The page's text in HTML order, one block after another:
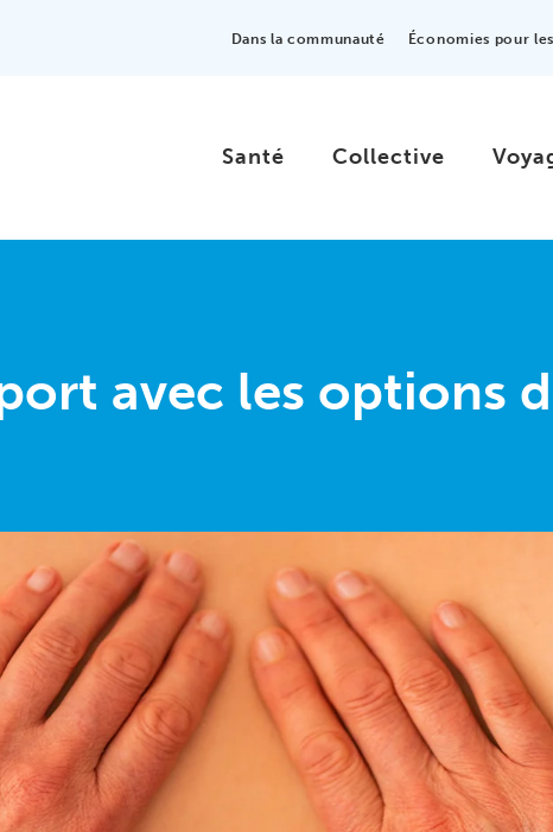
Dans la communauté Économies pour
Santé Collective
avec les options